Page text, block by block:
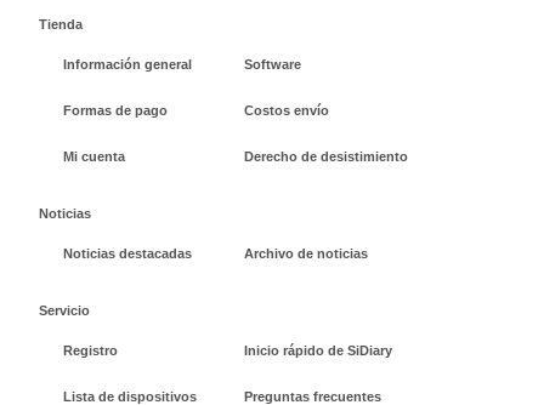
Tienda
Información general Software
Formas de pago Costos envío
Mi cuenta Derecho de desistimiento
Noticias
Noticias destacadas Archivo de noticias
Servicio
Registro Inicio rápido de SiDiary
Lista de dispositivos Preguntas frecuentes